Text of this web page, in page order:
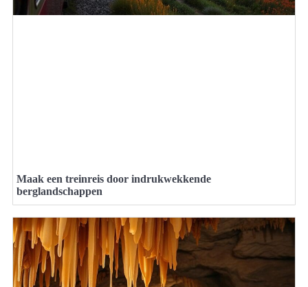
Maak een treinreis door indrukwekkende
berglandschappen